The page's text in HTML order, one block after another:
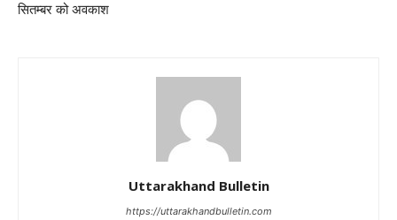
सितम्बर को अवकाश
Uttarakhand Bulletin
https://uttarakhandbulletin.com